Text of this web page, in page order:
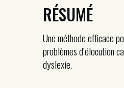
RÉSUMÉ
Une méthode efficace
problèmes d’élocution
dyslexie.